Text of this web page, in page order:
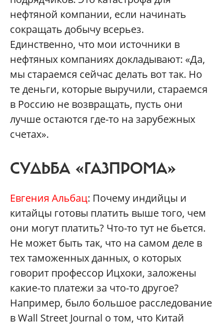
нефтяной компании, если начинать
сокращать добычу всерьез.
Единственно, что мои источники в
нефтяных компаниях докладывают: «Да,
мы стараемся сейчас делать вот так. Но
те деньги, которые выручили, стараемся
в Россию не возвращать, пусть они
лучше остаются где-то на зарубежных
счетах».
СУДЬБА «ГАЗПРОМА»
Евгения Альбац: Почему индийцы и
китайцы готовы платить выше того, чем
они могут платить? Что-то тут не бьется.
Не может быть так, что на самом деле в
тех таможенных данных, о которых
говорит профессор Ицхоки, заложены
какие-то платежи за что-то другое?
Например, было большое расследование
в Wall Street Journal о том, что Китай